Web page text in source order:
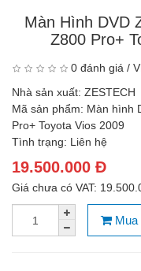
Màn Hình DVD
Z800 Pro+
0 đánh giá /
Nhà sản xuất: ZESTECH
Mã sản phẩm: Màn hình
Pro+ Toyota Vios 2009
Tình trạng: Liên hệ
19.500.000 Đ
Giá chưa có VAT:
Mua